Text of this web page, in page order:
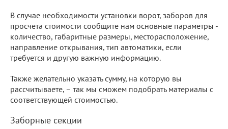
В случае необходимости установки ворот, заборов для
просчета стоимости сообщите нам основные параметры -
количество, габаритные размеры, месторасположение,
направление открывания, тип автоматики, если
требуется и другую важную информацию.
Также желательно указать сумму, на которую вы
рассчитываете, – так мы сможем подобрать материалы с
соответствующей стоимостью.
Заборные секции